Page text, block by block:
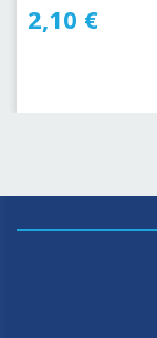
2,10 €